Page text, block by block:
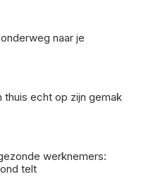
naar je
echt op zijn gemak
werknemers:
telt